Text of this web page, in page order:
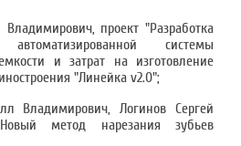
проект "Разработка
автоматизированной системы
и затрат на изготовление
"Линейка v2.0";
Логинов Сергей
метод нарезания зубьев